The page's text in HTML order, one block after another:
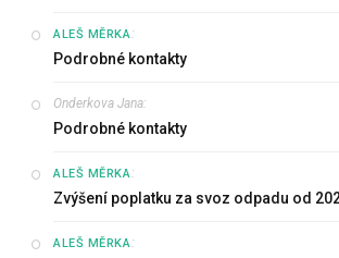
ALEŠ MĚRKA:
Podrobné kontakty
Onderkova Jana:
Podrobné kontakty
ALEŠ MĚRKA:
Zvýšení poplatku za svoz odpadu od
ALEŠ MĚRKA: